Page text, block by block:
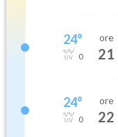
24°
0
ore
21
24°
0
ore
22